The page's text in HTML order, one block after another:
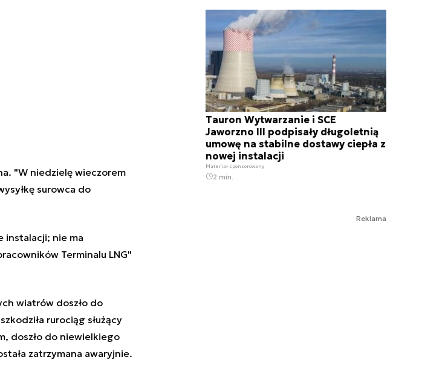
"W niedzielę wieczorem
surowca do
instalacji; nie ma
Terminalu LNG"
wiatrów doszło do
rurociąg służący
doszło do niewielkiego
zatrzymana awaryjnie.
Tauron Wytwarzanie i SCE
Jaworzno III podpisały długoletnią
umowę na stabilne dostawy ciepła z
nowej instalacji
Materiał sponsorowany
2 min.
Reklama